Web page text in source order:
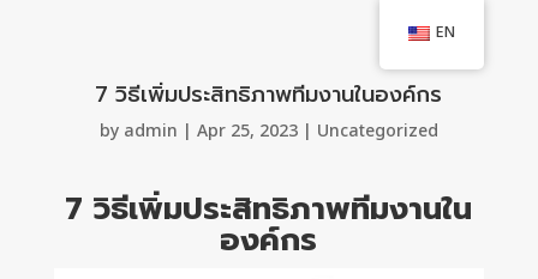
7 วิธีเพิ่มประสิทธิภาพทีมงานในองค์กร
by admin | Apr 25, 2023| Uncategorized
7 วิธีเพิ่มประสิทธิภาพทีมงานใน
องค์กร
EN